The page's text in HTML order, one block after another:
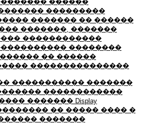
������
���������
������� �� ������
�������, �������
������������
��������
�� ������
���������������
����������� �������
������������
������� Display
�� ����� ���� �
�������